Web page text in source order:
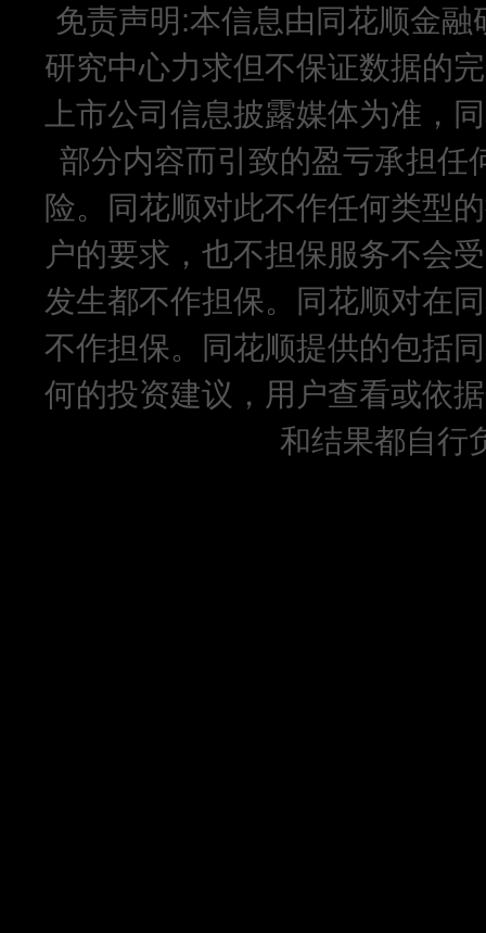
免责声明:本信息由同花顺金
研究中心力求但不保证数据的
上市公司信息披露媒体为准，
部分内容而引致的盈亏承担任
险。同花顺对此不作任何类型
户的要求，也不担保服务不会
发生都不作担保。同花顺对在
不作担保。同花顺提供的包括
何的投资建议，用户查看或依
和结果都自行